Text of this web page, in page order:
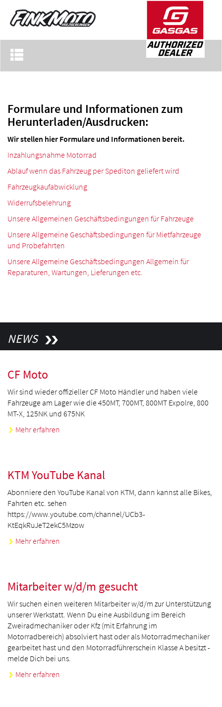
Toggle
navigation
Formulare und Informationen zum
Herunterladen/Ausdrucken:
Wir stellen hier Formulare und Informationen bereit.
Inzahlungsnahme Motorrad
Ablauf wenn das Fahrzeug per Spediton geliefert wird
Fahrzeugkaufabwicklung
Widerrufsbelehrung
Unsere Allgemeinen Geschäftsbedingungen für Fahrzeuge
Unsere Allgemeine Geschäftsbedingungen für Mietfahrzeuge
und Probefahrten
Unsere Allgemeine Geschäftsbedingungen Allgemein für
Reparaturen, Wartungen, Lieferungen etc.
NEWS
CF Moto
Wir sind wieder offizieller CF Moto Händler und haben viele
Fahrzeuge am Lager wie die 450MT, 700MT, 800MT Expolre, 800
MT-X, 125NK und 675NK
Mehr erfahren
KTM YouTube Kanal
Abonniere den YouTube Kanal von KTM, dann kannst alle Bikes,
Fahrten etc. sehen
https://www.youtube.com/channel/UCb3-
KtEqkRuJeT2ekC5Mzow
Mehr erfahren
Mitarbeiter w/d/m gesucht
Wir suchen einen weiteren Mitarbeiter w/d/m zur Unterstützung
unserer Werkstatt. Wenn Du eine Ausbildung im Bereich
Zweiradmechaniker oder Kfz (mit Erfahrung im
Motorradbereich) absolviert hast oder als Motorradmechaniker
gearbeitet hast und den Motorradführerschein Klasse A besitzt -
melde Dich bei uns.
Mehr erfahren